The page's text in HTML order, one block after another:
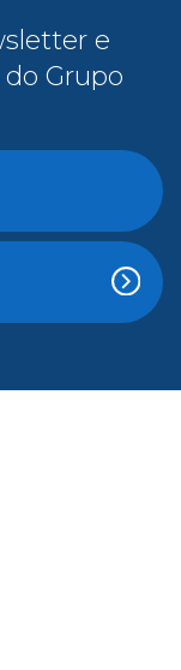
e
Grupo